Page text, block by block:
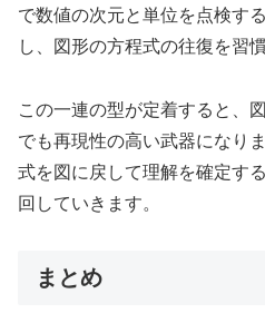
で数値の次元と単位を点検す
し、図形の方程式の往復を習
この一連の型が定着すると、
でも再現性の高い武器になり
式を図に戻して理解を確定す
回していきます。
まとめ